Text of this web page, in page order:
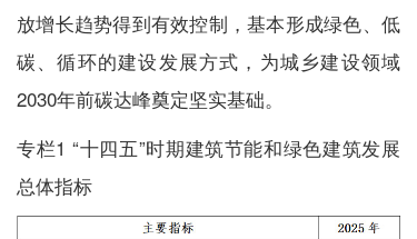
放增长趋势得到有效控制，基本形成绿色、低
碳、循环的建设发展方式，为城乡建设领域
2030年前碳达峰奠定坚实基础。
专栏1 “十四五”时期建筑节能和绿色建筑发展
总体指标